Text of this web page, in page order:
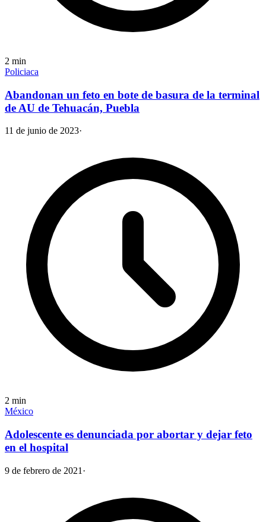
2 min
Policiaca
Abandonan un feto en bote de basura de la terminal
de AU de Tehuacán, Puebla
11 de junio de 2023·
2 min
México
Adolescente es denunciada por abortar y dejar feto
en el hospital
9 de febrero de 2021 ·